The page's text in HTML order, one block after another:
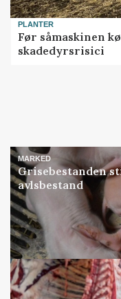
PLANTER
Før såmaskinen
skadedyrsrisici
MARKED
Grisebestanden
avlsbestand